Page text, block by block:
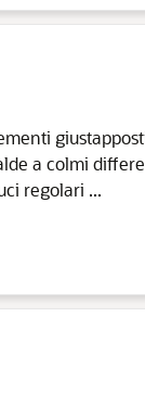
a colmi
regolari ...